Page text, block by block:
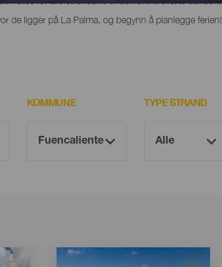
de ligger på La Palma, og begynn å planlegge ferien!
KOMMUNE TYPE STRAND
Imagen
Imagen